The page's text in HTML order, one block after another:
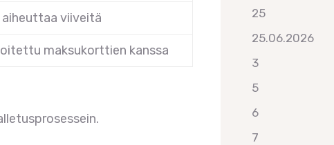
aiheuttaa viiveitä
maksukorttien kanssa
25
25.06.2026
3
5
6
7